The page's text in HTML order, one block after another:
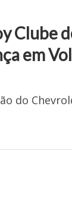
Clube
em
do